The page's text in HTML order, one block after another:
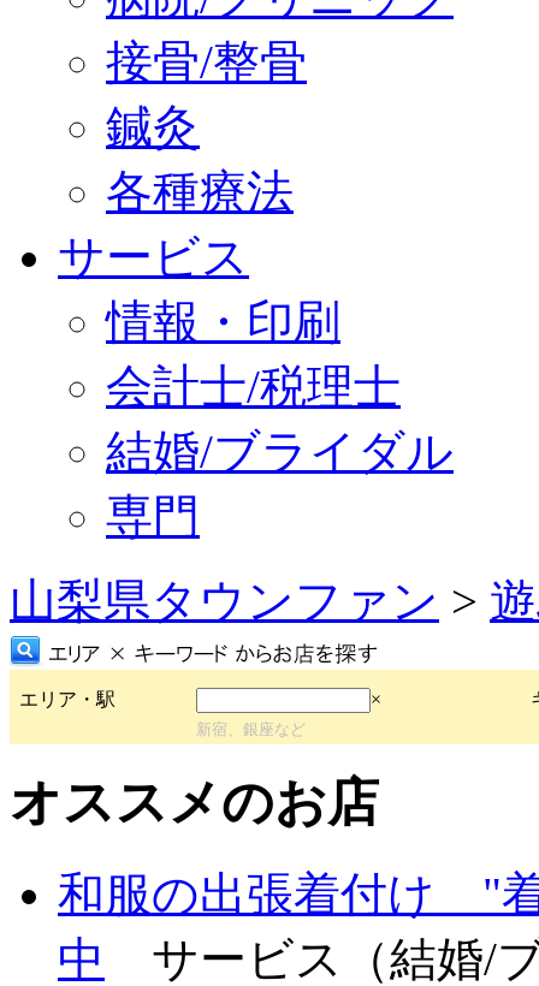
接骨/整骨
鍼灸
各種療法
サービス
情報・印刷
会計士/税理士
結婚/ブライダル
専門
山梨県タウンファン >
エリア・駅 ×
新宿、銀座など
オススメのお店
和服の出張着付け "
中
サービス（結婚/